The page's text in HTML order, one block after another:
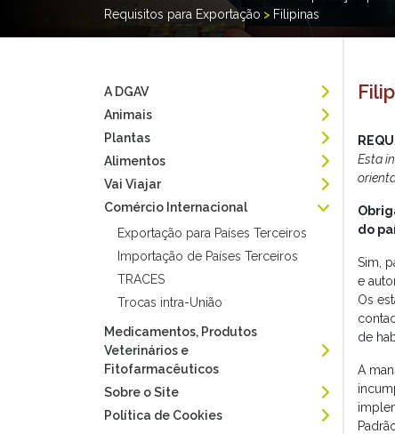
Requisitos para Exportação > Filipinas
A DGAV
Animais
Plantas
Alimentos
Vai Viajar
Comércio Internacional
Exportação para Países Terceiros
Importação de Países Terceiros
TRACES
Trocas intra-União
Medicamentos, Produtos
Veterinários e
Fitofarmacêuticos
Sobre o Site
Política de Cookies
Esta
do
Sim,
e
Os
de
A